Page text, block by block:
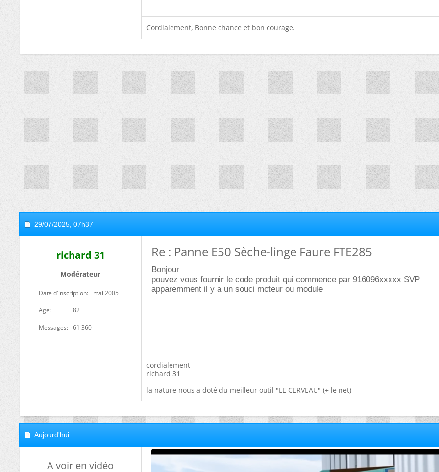
Cordialement, Bonne chance et bon courage.
29/07/2025, 07h37
richard 31
Modérateur
Date d'inscription mai 2005
ge 82
Messages 61 360
Re : Panne E50 Sèche-linge Faure FTE285
Bonjour
pouvez vous fournir le code produit qui commence par 916096xxxxx SVP
apparemment il y a un souci moteur ou module
cordialement
richard 31
la nature nous a doté du meilleur outil "LE CERVEAU" (+ le net)
Aujourd'hui
A voir en vidéo